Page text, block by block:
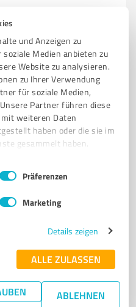
und Anzeigen zu
Medien anbieten zu
Website zu analysieren.
zu Ihrer Verwendung
für soziale Medien,
Partner führen diese
weiteren Daten
haben oder die sie im
gesammelt haben.
Präferenzen
Marketing
Details zeigen
ALLE ZULASSEN
ABLEHNEN
Ergebnisse statt
WEBDESIGN ONLINE MARKETING
PERSONAL
Wedemark
media.de
für Ihren Erfolg